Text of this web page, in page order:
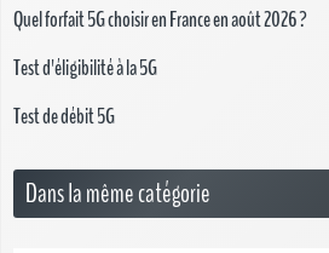
Quel forfait 5G choisir en France en août 2026 ?
Test d'éligibilité à la 5G
Test de débit 5G
Dans la même catégorie